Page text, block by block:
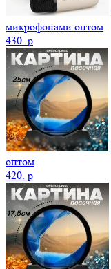
микрофонами оптом
430. p
оптом
420. p